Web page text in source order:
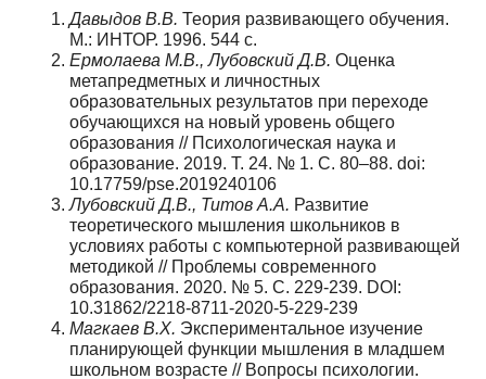
Давыдов В.В. Теория развивающего обучения.
М.: ИНТОР. 1996. 544 с.
Ермолаева М.В., Лубовский Д.В. Оценка
метапредметных и лич­ностных
образовательных результатов при переходе
обучающих­ся на новый уровень общего
образования // Психологическая наука и
образование. 2019. Т. 24. № 1. C. 80–88. doi:
10.17759/pse.2019240106
Лубовский Д.В., Титов А.А. Развитие
теоретического мышления школьников в
условиях работы с компьютерной развивающей
методикой // Проблемы современного
образования. 2020. № 5. С. 229-239. DOI:
10.31862/2218-8711-2020-5-229-239
Магкаев В.X. Экспериментальное изучение
планирующей функ­ции мышления в младшем
школьном возрасте // Вопросы пси­хологии.